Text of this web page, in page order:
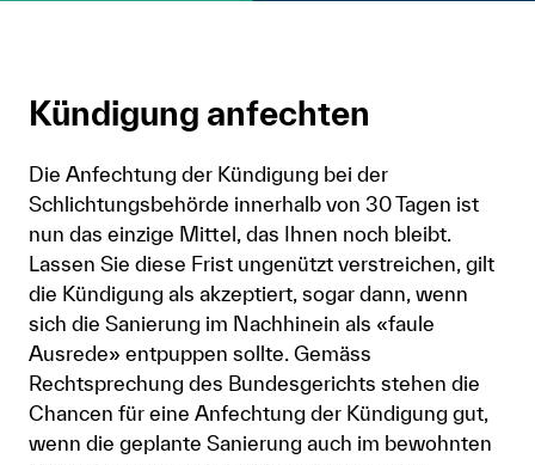
Kündigung anfechten
Die Anfechtung der Kündigung bei der
Schlichtungsbehörde innerhalb von 30 Tagen ist
nun das einzige Mittel, das Ihnen noch bleibt.
Lassen Sie diese Frist ungenützt verstreichen, gilt
die Kündigung als akzeptiert, sogar dann, wenn
sich die Sanierung im Nachhinein als «faule
Ausrede» entpuppen sollte. Gemäss
Rechtsprechung des Bundesgerichts stehen die
Chancen für eine Anfechtung der Kündigung gut,
wenn die geplante Sanierung auch im bewohnten